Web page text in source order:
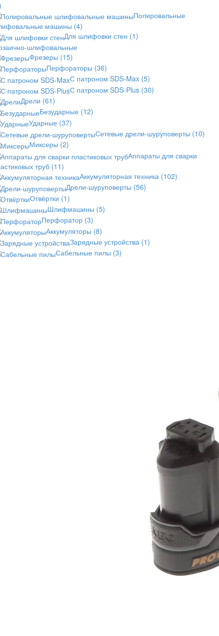
Полировальные
машины (4)
Для шлифовки стен (1)
шлифовальные
Фрезеры (15)
Перфораторы (36)
С патроном SDS-Max (5)
С патроном SDS-Plus (30)
Дрели (61)
Безударные (12)
Ударные (37)
Сетевые дрели-шуруповерты (10)
Миксеры (2)
Аппараты для сварки
труб (11)
Аккумуляторная техника (102)
Дрели-шуруповерты (56)
Отвёртки (1)
Шлифмашины (5)
Перфоратор (3)
Аккумуляторы (8)
Зарядные устройства (1)
Сабельные пилы (3)